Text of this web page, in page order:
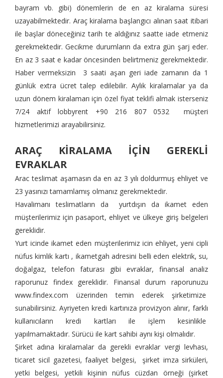
bayram vb. gibi) dönemlerin de en az kiralama süresi
uzayabilmektedir. Araç kiralama başlangıcı alınan saat itibari
ile başlar döneceğiniz tarih te aldığınız saatte iade etmeniz
gerekmektedir. Gecikme durumların da extra gün şarj eder.
En az 3 saat e kadar öncesinden belirtmeniz gerekmektedir.
Haber vermeksizin 3 saati aşan geri iade zamanın da 1
günlük extra ücret talep edilebilir. Aylık kiralamalar ya da
uzun dönem kiralamarı için özel fiyat teklifi almak isterseniz
7/24 aktif lobbyrent +90 216 807 0532 müşteri
hizmetlerimizi arayabilirsiniz.
ARAÇ KİRALAMA İÇİN GEREKLİ
EVRAKLAR
Arac teslimat aşamasın da en az 3 yılı doldurmuş ehliyet ve
23 yasınızı tamamlamış olmanız gerekmektedir.
Havalimanı teslimatların da yurtdışın da ikamet eden
müşterilerimiz için pasaport, ehliyet ve ülkeye giriş belgeleri
gereklidir.
Yurt icinde ikamet eden müşterilerimiz icin ehliyet, yeni cipli
nüfus kimlik kartı , ikametgah adresini belli eden elektrik, su,
doğalgaz, telefon faturası gibi evraklar, finansal analiz
raporunuz findex gereklidir. Finansal durum raporunuzu
www.findex.com üzerinden temin ederek şirketimize
sunabilirsiniz. Ayriyeten kredi kartınıza provizyon alınır, farklı
kullanıcıların kredi kartları ile işlem kesinlikle
yapılmamaktadır. Sürücü ile kart sahibi aynı kişi olmalıdır.
Şirket adına kiralamalar da gerekli evraklar vergi levhası,
ticaret sicil gazetesi, faaliyet belgesi, şirket imza sirküleri,
yetki belgesi, yetkili kişinin nüfus cüzdan örneği (şirket